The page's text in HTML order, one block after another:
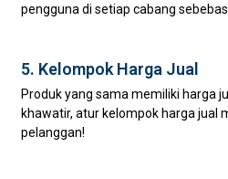
pengguna di setiap cabang sebebas
5. Kelompok Harga Jual
Produk yang sama memiliki harga
khawatir, atur kelompok harga jual
pelanggan!